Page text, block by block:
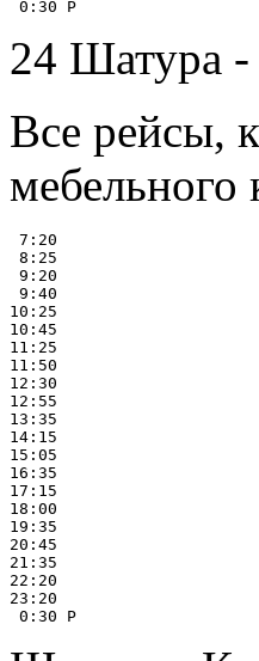
24 Шатура -
Все рейсы,
мебельного
7:20
8:25
9:20
9:40
10:25
10:45
11:25
11:50
12:30
12:55
13:35
14:15
15:05
16:35
17:15
18:00
19:35
20:45
21:35
22:20
23:20